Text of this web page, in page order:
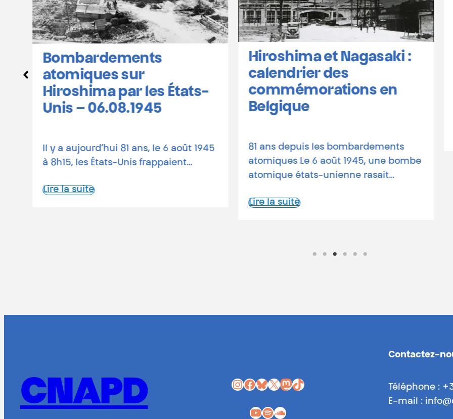
Hiroshima et Nagasaki :
calendrier des
commémorations en
Belgique
81 ans depuis les bombardements
atomiques Le 6 août 1945, une bombe
La CNAPD recrute des
bénévoles !
Des personnes oisives ou oiseaux,
ordinaires donc extraordinaires,
avec un peu de temps libre et l’envie
de s’investir…
CNAPD InstagramFacebook Bluesky X Mastodon TikTok
YouTube Spotify SoundCloud
Contactez-
Téléphone :
E-mail :